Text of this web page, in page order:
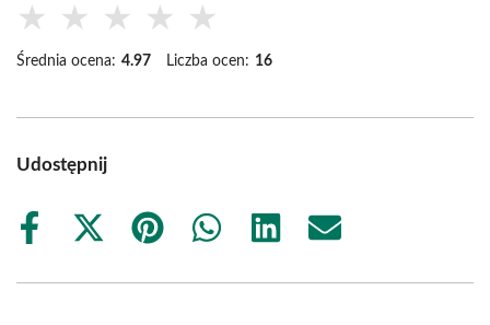
★ ★ ★ ★ ★
Średnia ocena: 4.97 Liczba ocen: 16
Udostępnij
Share
Share
(Twitter)
Share
Share
Share
Share